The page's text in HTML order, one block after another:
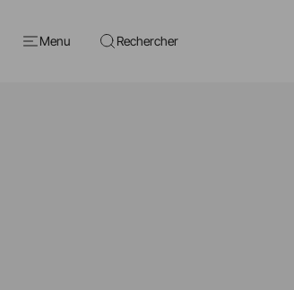
Menu Rechercher